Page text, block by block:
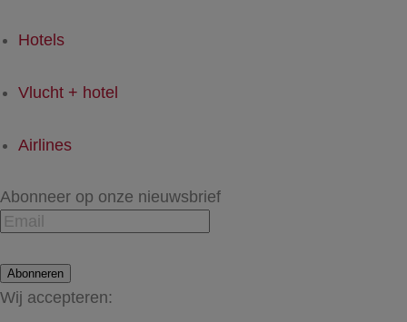
Hotels
Vlucht + hotel
Airlines
Abonneer op onze nieuwsbrief
Abonneren
Wij accepteren: